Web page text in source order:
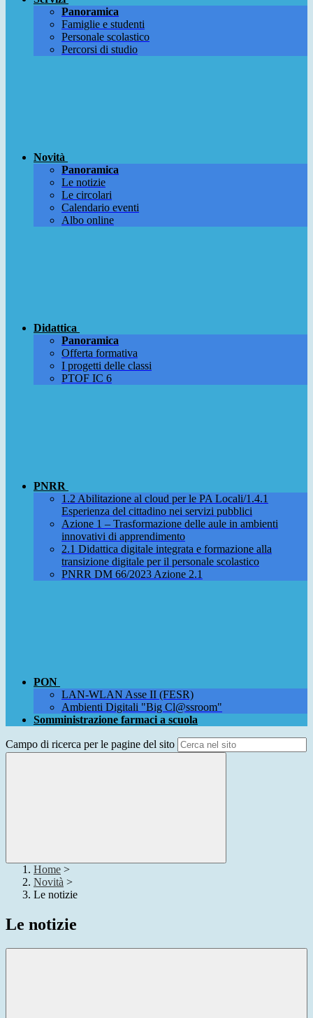
Panoramica
Famiglie e studenti
Personale scolastico
Percorsi di studio
Novità
Panoramica
Le notizie
Le circolari
Calendario eventi
Albo online
Didattica
Panoramica
Offerta formativa
I progetti delle classi
PTOF IC 6
PNRR
1.2 Abilitazione al cloud per le PA Locali/1.4.1
Esperienza del cittadino nei servizi pubblici
Azione 1 – Trasformazione delle aule in ambienti
innovativi di apprendimento
2.1 Didattica digitale integrata e formazione alla
transizione digitale per il personale scolastico
PNRR DM 66/2023 Azione 2.1
PON
LAN-WLAN Asse II (FESR)
Ambienti Digitali "Big Cl@ssroom"
Somministrazione farmaci a scuola
Campo di ricerca per le pagine del sito
Home >
Novità >
Le notizie
Le notizie